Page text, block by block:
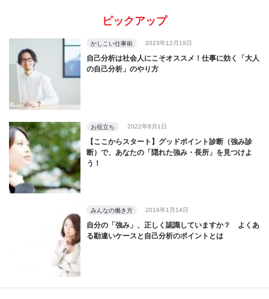
ピックアップ
かしこい仕事術 2023年12月19日
自己分析は社会人にこそオススメ！仕事に効く「大人
の自己分析」のやり方
お役立ち 2022年8月1日
【ここからスタート】グッドポイント診断（強み診
断）で、あなたの「隠れた強み・長所」を見つけよ
う！
みんなの働き方 2016年1月14日
自分の「強み」、正しく認識していますか？ よくあ
る勘違いケースと自己分析のポイントとは